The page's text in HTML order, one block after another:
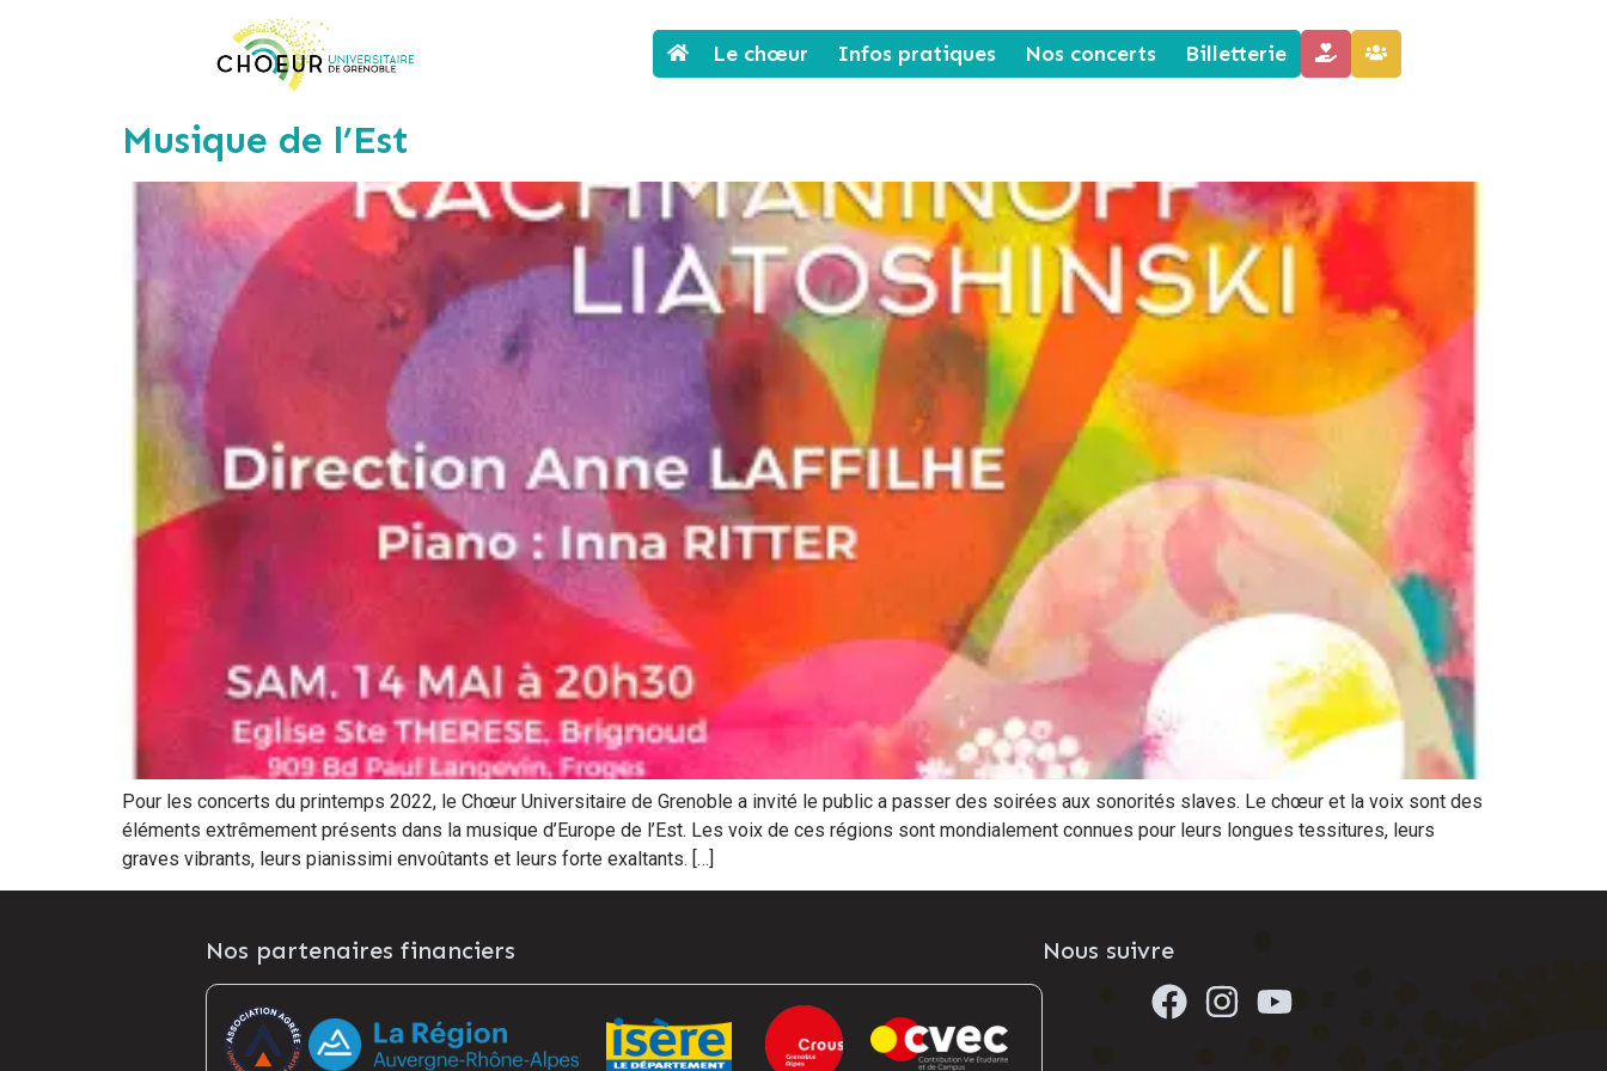
Le chœur Infos pratiques Nos concerts Billetterie
Musique de l’Est
Pour les concerts du printemps 2022, le Chœur Universitaire de Grenoble a invité le public a passer des soirées aux sonorités slaves. Le chœur et la voix sont des
éléments extrêmement présents dans la musique d’Europe de l’Est. Les voix de ces régions sont mondialement connues pour leurs longues tessitures, leurs
graves vibrants, leurs pianissimi envoûtants et leurs forte exaltants. […]
Nos partenaires financiers Nous suivre